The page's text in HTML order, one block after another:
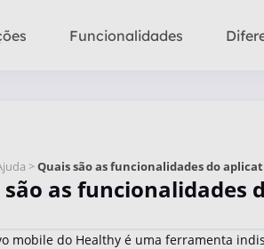
Funcionalidades
>Quais são as funcionalidades do
são as funcionalidades
mobile do Healthy é uma ferramenta